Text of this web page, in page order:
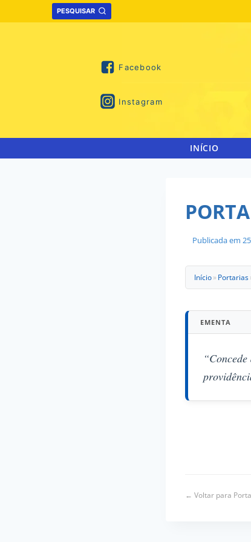
to
PESQUISAR
Facebook
Instagram
INÍCIO
Publicada em
Início » Portarias
EMENTA
← Voltar para